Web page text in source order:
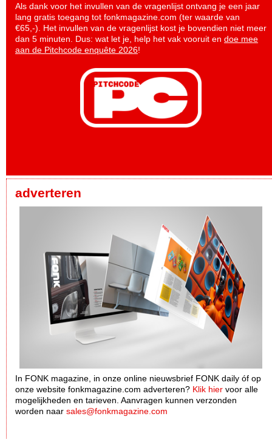
Als dank voor het invullen van de vragenlijst ontvang je een jaar
lang gratis toegang tot fonkmagazine.com (ter waarde van
€65,-). Het invullen van de vragenlijst kost je bovendien niet meer
dan 5 minuten. Dus: wat let je, help het vak vooruit en doe mee
aan de Pitchcode enquête 2026!
adverteren
In FONK magazine, in onze online nieuwsbrief FONK daily óf op
onze website fonkmagazine.com adverteren? Klik hier voor alle
mogelijkheden en tarieven. Aanvragen kunnen verzonden
worden naar sales@fonkmagazine.com